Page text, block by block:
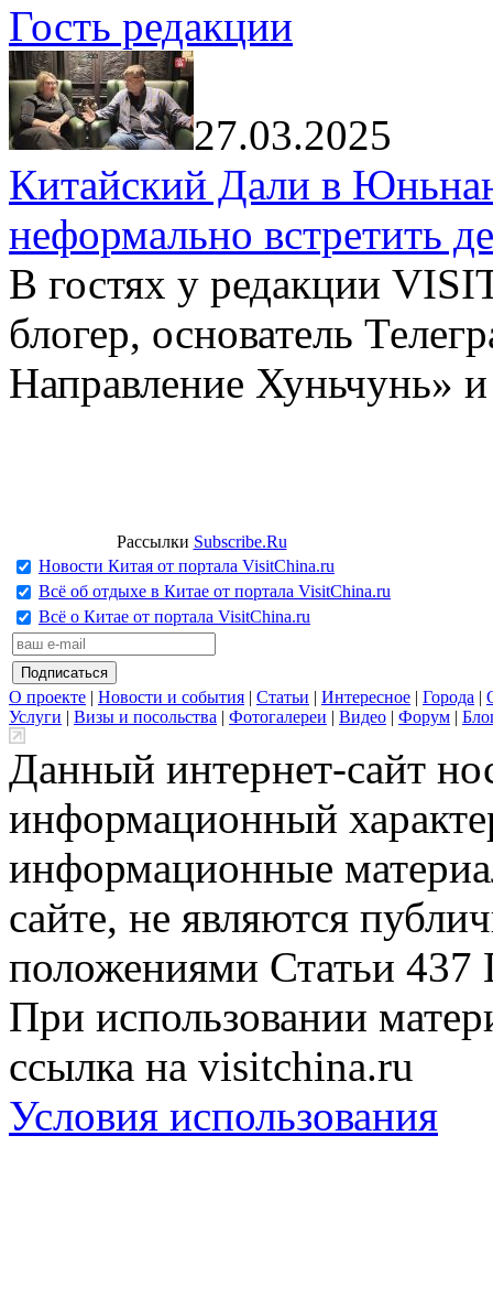
Гость редакции
27.03.2025
Китайский Дали в
неформально встретить
В гостях у редакции
блогер, основатель
Направление Хуньчунь»
Рассылки Subscribe.Ru
Новости Китая от портала VisitChina.ru
Всё об отдыхе в Китае от портала VisitChina.ru
Всё о Китае от портала VisitChina.ru
О проекте | Новости и события | Статьи | Интересное | Города |
Услуги | Визы и посольства | Фотогалереи | Видео | Форум |
Данный интернет-сайт
информационный
информационные
сайте, не являются
положениями Статьи 437
При использовании
ссылка на visitchina.ru
Условия использования